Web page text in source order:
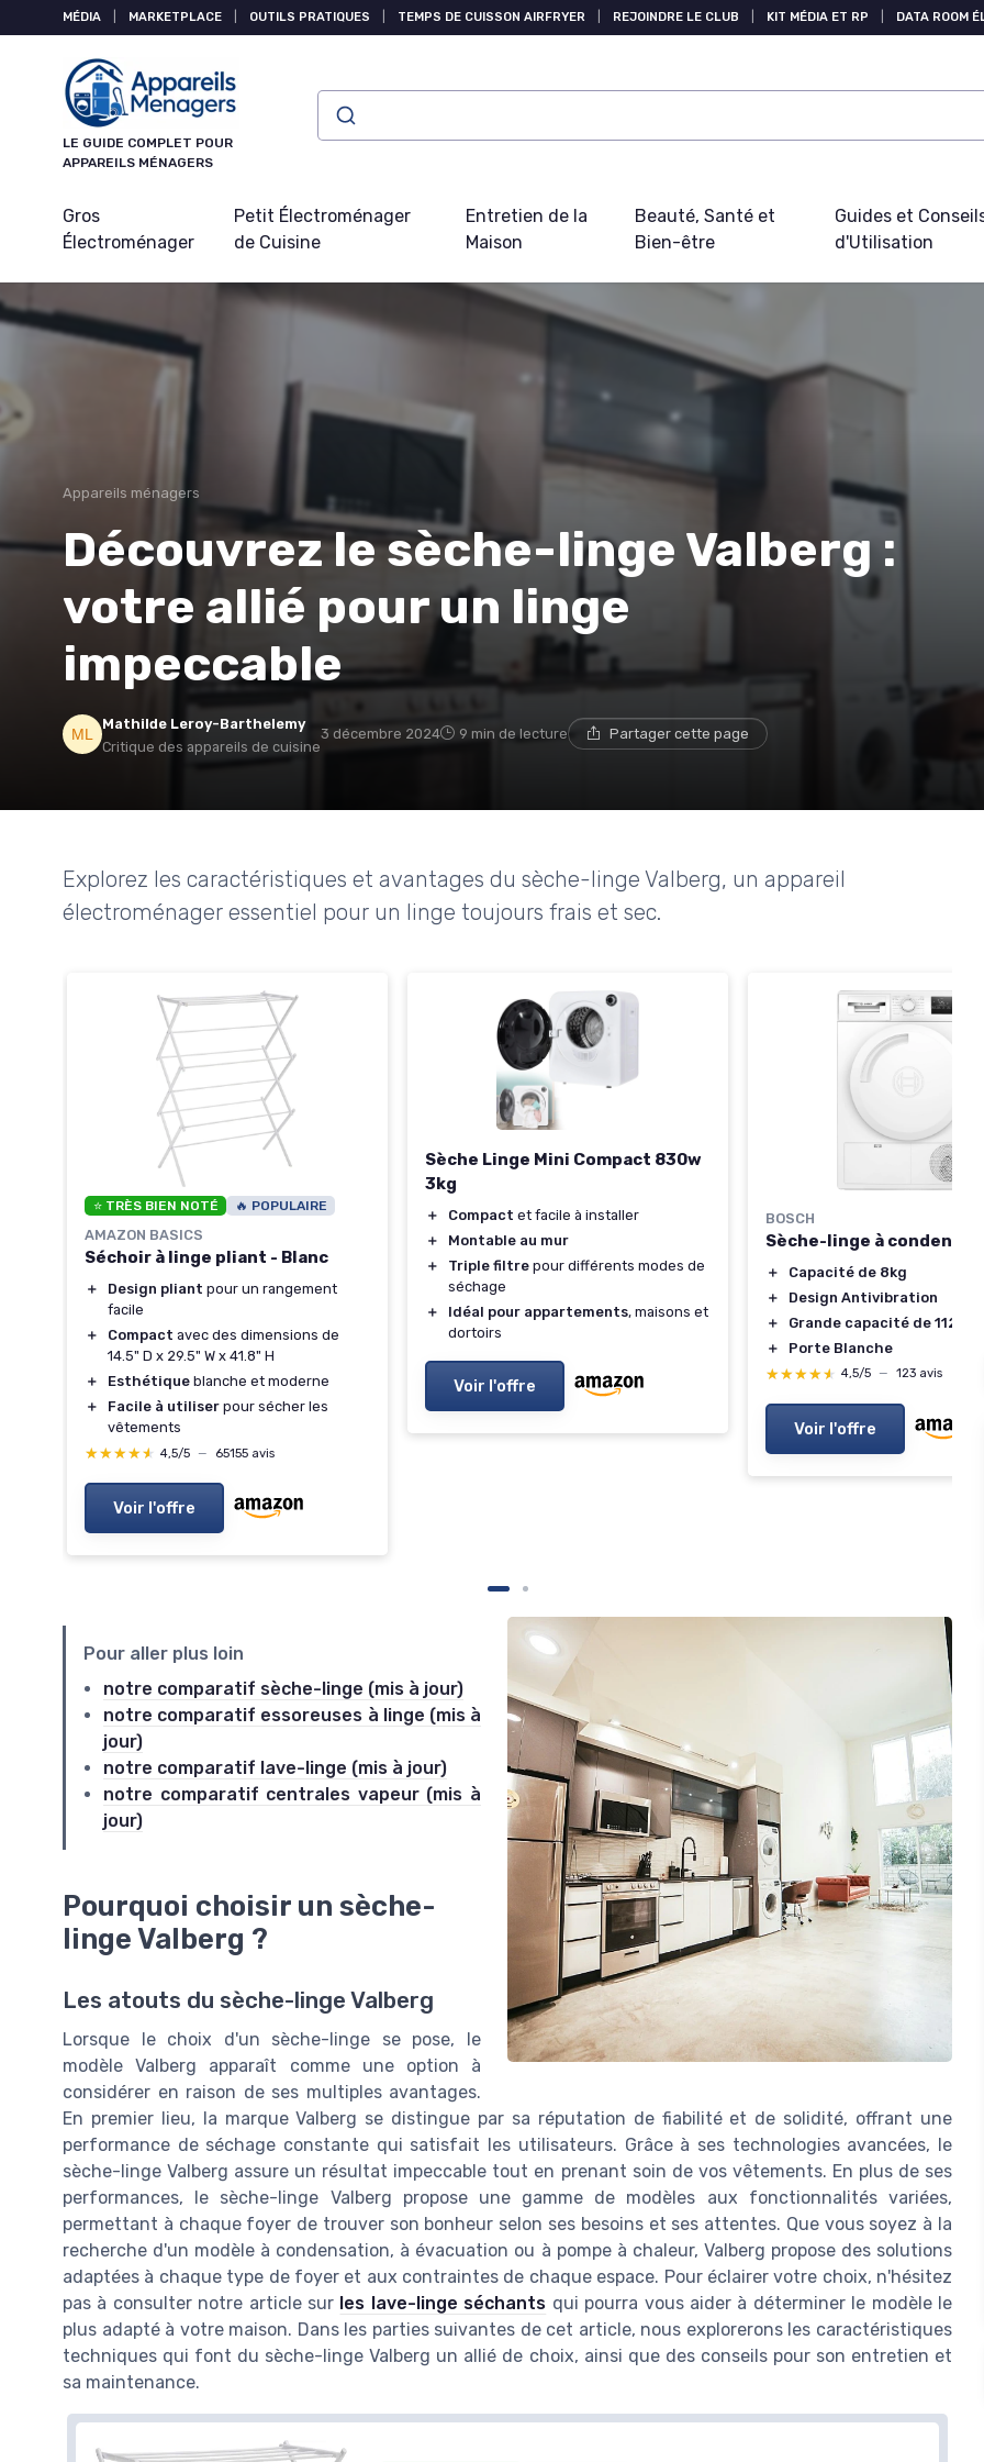
MÉDIA MARKETPLACE OUTILS PRATIQUES TEMPS DE CUISSON AIRFRYER REJOINDRE LE CLUB KIT MÉDIA ET RP DATA ROOM
LE GUIDE COMPLET POUR
APPAREILS MÉNAGERS
Gros
Électroménager
Petit Électroménager
de Cuisine
Entretien de la
Maison
Beauté, Santé et
Bien-être
Guides et
d'Utilisation
Appareils ménagers
Découvrez le sèche-linge Valberg :
votre allié pour un linge
impeccable
Mathilde Leroy-Barthelemy
Critique des appareils de cuisine
3 décembre 2024 9 min de lecture Partager cette page
Explorez les caractéristiques et avantages du sèche-linge Valberg, un appareil
électroménager essentiel pour un linge toujours frais et sec.
⭐ TRÈS BIEN NOTÉ 🔥 POPULAIRE
AMAZON BASICS
Séchoir à linge pliant - Blanc
＋ Design pliant pour un rangement
facile
＋
Compact avec des dimensions de
14.5" D x 29.5" W x 41.8" H
＋
Esthétique blanche et moderne
＋
Facile à utiliser pour sécher les
vêtements
★★★★★
★★★★★ 4,5/5 — 65155 avis
Voir l'offre
Sèche Linge Mini Compact 830w
3kg
＋ Compact et facile à installer
＋
Montable au mur
＋
Triple filtre pour différents modes de
séchage
＋
Idéal pour appartements, maisons et
dortoirs
Voir l'offre
BOSCH
Sèche-linge à
＋
Capacité de 8kg
＋
Design Antivibration
＋
Grande capacité de 112L
＋
Porte Blanche
★★★★★
★★★★★ 4,5/5 — 123 avis
Voir l'offre
Pour aller plus loin
notre comparatif sèche-linge (mis à jour)
notre comparatif essoreuses à linge (mis à
jour)
notre comparatif lave-linge (mis à jour)
notre comparatif centrales vapeur (mis à
jour)
Pourquoi choisir un sèche-
linge Valberg ?
Les atouts du sèche-linge Valberg
Lorsque le choix d'un sèche-linge se pose, le
modèle Valberg apparaît comme une option à
considérer en raison de ses multiples avantages.
En premier lieu, la marque Valberg se distingue par sa réputation de fiabilité et de solidité, offrant une
performance de séchage constante qui satisfait les utilisateurs. Grâce à ses technologies avancées, le
sèche-linge Valberg assure un résultat impeccable tout en prenant soin de vos vêtements. En plus de ses
performances, le sèche-linge Valberg propose une gamme de modèles aux fonctionnalités variées,
permettant à chaque foyer de trouver son bonheur selon ses besoins et ses attentes. Que vous soyez à la
recherche d'un modèle à condensation, à évacuation ou à pompe à chaleur, Valberg propose des solutions
adaptées à chaque type de foyer et aux contraintes de chaque espace. Pour éclairer votre choix, n'hésitez
pas à consulter notre article sur les lave-linge séchants qui pourra vous aider à déterminer le modèle le
plus adapté à votre maison. Dans les parties suivantes de cet article, nous explorerons les caractéristiques
techniques qui font du sèche-linge Valberg un allié de choix, ainsi que des conseils pour son entretien et
sa maintenance.
Panneau de gestion des cookies